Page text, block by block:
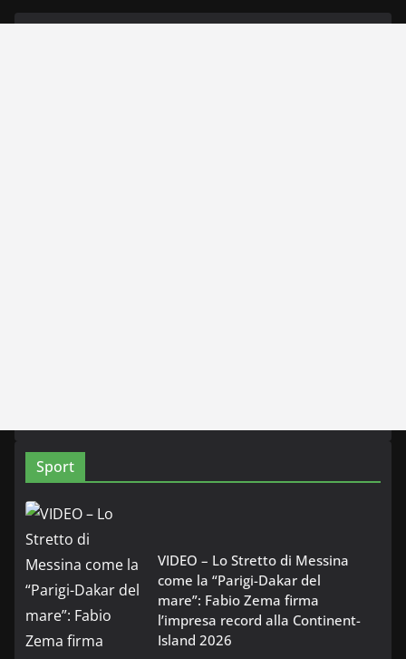
Sport
VIDEO – Lo Stretto di Messina
come la “Parigi-Dakar del
mare”: Fabio Zema firma
l’impresa record alla Continent-
Island 2026